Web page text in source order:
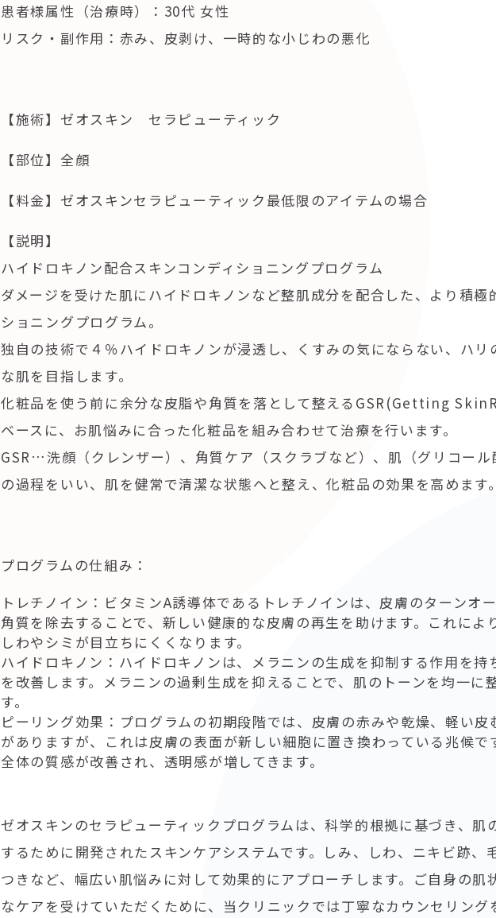
患者様属性（治療時）：30代 女性
リスク・副作用：赤み、皮剥け、一時的な小じわの悪化
【施術】ゼオスキン セラピューティック
【部位】全顔
【料金】ゼオスキンセラピューティック最低限のアイテムの場合
【説明】
ハイドロキノン配合スキンコンディショニングプログラム
ダメージを受けた肌にハイドロキノンなど整肌成分を配合した、より積極
ショニングプログラム。
独自の技術で４％ハイドロキノンが浸透し、くすみの気にならない、ハリ
な肌を目指します。
化粧品を使う前に余分な皮脂や角質を落として整えるGSR(Getting
ベースに、お肌悩みに合った化粧品を組み合わせて治療を行います。
GSR…洗顔（クレンザー）、角質ケア（スクラブなど）、肌（グリコール
の過程をいい、肌を健常で清潔な状態へと整え、化粧品の効果を高めます。
プログラムの仕組み：
トレチノイン：ビタミンA誘導体であるトレチノインは、皮膚のターンオ
角質を除去することで、新しい健康的な皮膚の再生を助けます。これによ
しわやシミが目立ちにくくなります。
ハイドロキノン：ハイドロキノンは、メラニンの生成を抑制する作用を持
を改善します。メラニンの過剰生成を抑えることで、肌のトーンを均一に
す。
ピーリング効果：プログラムの初期段階では、皮膚の赤みや乾燥、軽い皮
がありますが、これは皮膚の表面が新しい細胞に置き換わっている兆候で
全体の質感が改善され、透明感が増してきます。
ゼオスキンのセラピューティックプログラムは、科学的根拠に基づき、肌
するために開発されたスキンケアシステムです。しみ、しわ、ニキビ跡、
つきなど、幅広い肌悩みに対して効果的にアプローチします。ご自身の肌
なケアを受けていただくために、当クリニックでは丁寧なカウンセリング